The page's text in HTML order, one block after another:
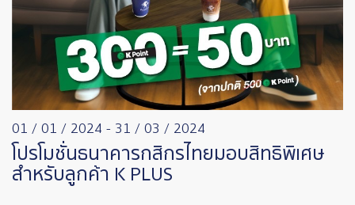
01 / 01 / 2024 - 31 / 03 / 2024
โปรโมชั่นธนาคารกสิกรไทยมอบสิทธิพิเศษ
สำหรับลูกค้า K PLUS
Pagination